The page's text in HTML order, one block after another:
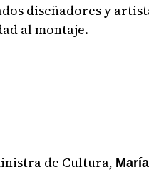
diseñadores y
al montaje.
de Cultura,